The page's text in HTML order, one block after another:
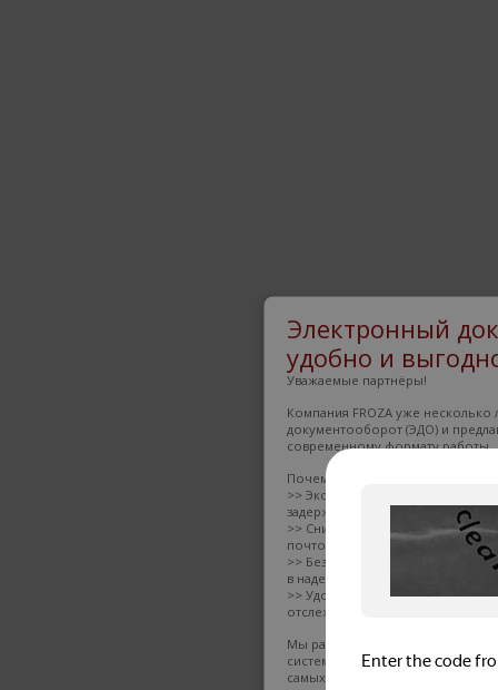
Электронный
удобно и
Уважаемые партнёры!
Компания FROZA уже несколько
документооборот (ЭДО) и
современному формату работы.
Почему это удобно?
>> Экономия времени –
задержек.
>> Снижение затрат – больше не
почтовые услуги.
>> Безопасность – документы
в надежном сервисе.
>> Удобный контроль – все
отслеживать онлайн.
Мы работаем через
системе Диадок 2BM-7714388705-
самых надежных сервисов ЭДО